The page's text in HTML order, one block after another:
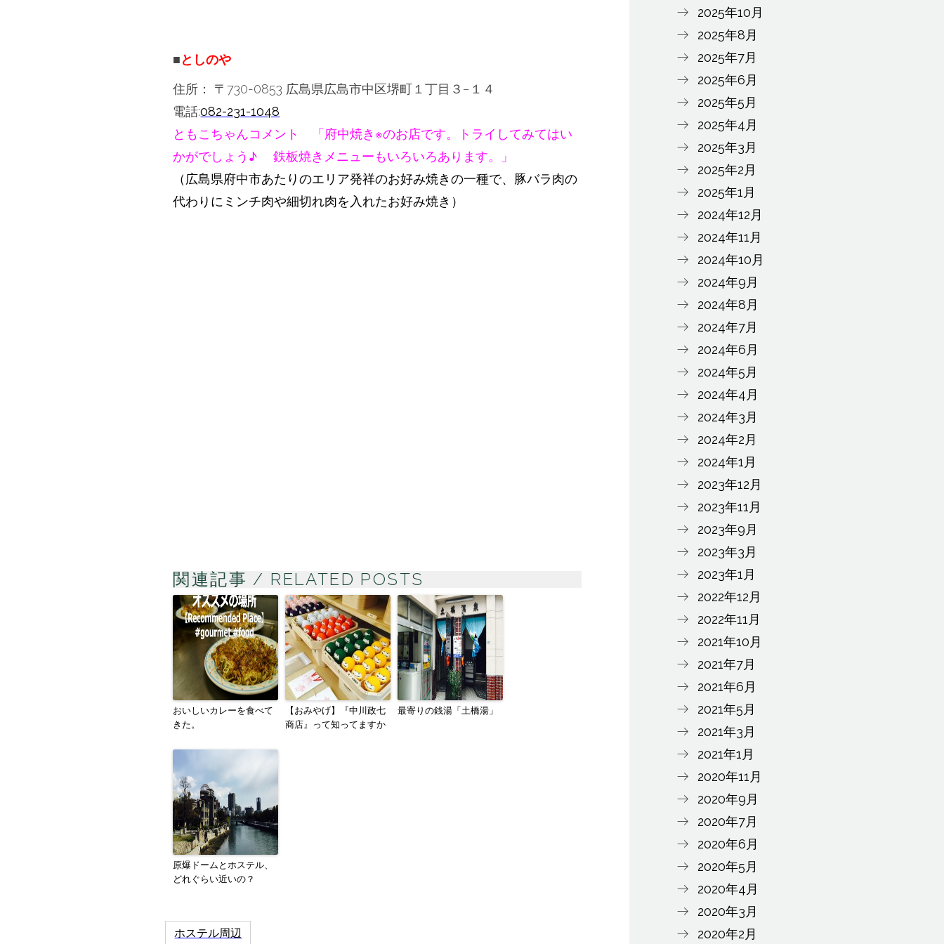
■としのや
住所： 〒730-0853 広島県広島市中区堺町１丁目３−１４
電話:082-231-1048
ともこちゃんコメント 「府中焼き※のお店です。トライしてみてはい
かがでしょう♪ 鉄板焼きメニューもいろいろあります。」
（広島県府中市あたりのエリア発祥のお好み焼きの一種で、豚バラ肉の
代わりにミンチ肉や細切れ肉を入れたお好み焼き）
関連記事 / RELATED POSTS
おいしいカレーを食べて
きた。
【おみやげ】『中川政七
商店』って知ってますか
最寄りの銭湯「土橋湯」
原爆ドームとホステル、
どれぐらい近いの？
ホステル周辺
2025年10月
2025年8月
2025年7月
2025年6月
2025年5月
2025年4月
2025年3月
2025年2月
2025年1月
2024年12月
2024年11月
2024年10月
2024年9月
2024年8月
2024年7月
2024年6月
2024年5月
2024年4月
2024年3月
2024年2月
2024年1月
2023年12月
2023年11月
2023年9月
2023年3月
2023年1月
2022年12月
2022年11月
2021年10月
2021年7月
2021年6月
2021年5月
2021年3月
2021年1月
2020年11月
2020年9月
2020年7月
2020年6月
2020年5月
2020年4月
2020年3月
2020年2月